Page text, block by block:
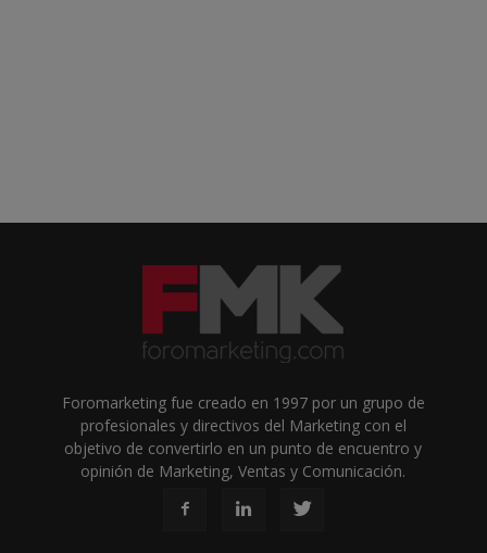
Foromarketing fue creado en 1997 por un grupo de
profesionales y directivos del Marketing con el
objetivo de convertirlo en un punto de encuentro y
opinión de Marketing, Ventas y Comunicación.